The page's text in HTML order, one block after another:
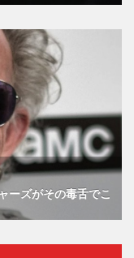
ーズがその毒舌でこ